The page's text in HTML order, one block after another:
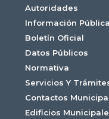
Autoridades
Información Pública
Boletín Oficial
Datos Públicos
Normativa
Servicios Y
Contactos
Edificios